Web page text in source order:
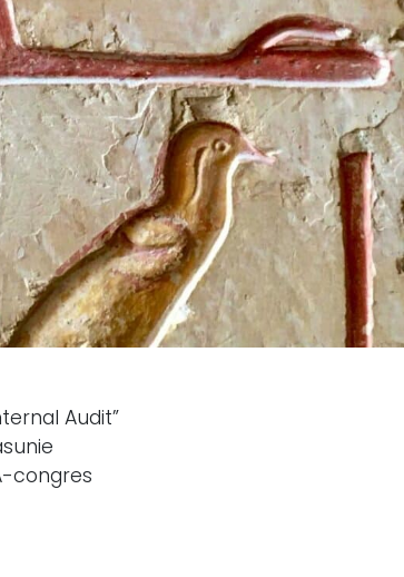
Audit”
congres